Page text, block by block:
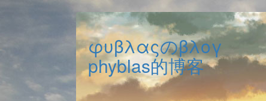
φυβλαςのβλογ
phyblas的博客